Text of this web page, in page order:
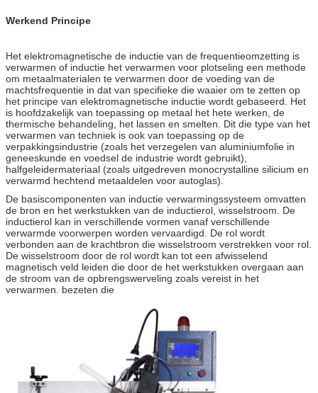
Werkend Principe
Het elektromagnetische de inductie van de frequentieomzetting is
verwarmen of inductie het verwarmen voor plotseling een methode
om metaalmaterialen te verwarmen door de voeding van de
machtsfrequentie in dat van specifieke die waaier om te zetten op
het principe van elektromagnetische inductie wordt gebaseerd. Het
is hoofdzakelijk van toepassing op metaal het hete werken, de
thermische behandeling, het lassen en smelten. Dit die type van het
verwarmen van techniek is ook van toepassing op de
verpakkingsindustrie (zoals het verzegelen van aluminiumfolie in
geneeskunde en voedsel de industrie wordt gebruikt),
halfgeleidermateriaal (zoals uitgedreven monocrystalline silicium en
verwarmd hechtend metaaldelen voor autoglas).
De basiscomponenten van inductie verwarmingssysteem omvatten
de bron en het werkstukken van de inductierol, wisselstroom. De
inductierol kan in verschillende vormen vanaf verschillende
verwarmde voorwerpen worden vervaardigd. De rol wordt
verbonden aan de krachtbron die wisselstroom verstrekken voor rol.
De wisselstroom door de rol wordt kan tot een afwisselend
magnetisch veld leiden die door de het werkstukken overgaan aan
de stroom van de opbrengswerveling zoals vereist in het
verwarmen. bezeten die